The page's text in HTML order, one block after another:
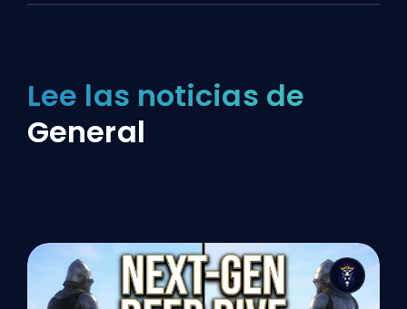
Lee las noticias de
General